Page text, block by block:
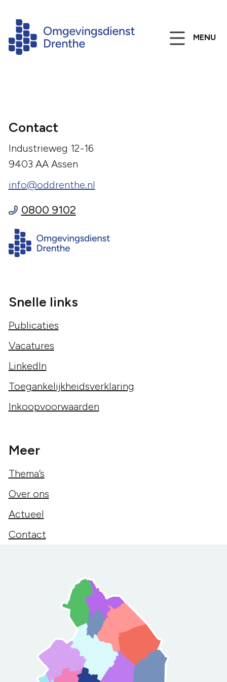
MENU
Contact
Industrieweg 12-16
9403 AA Assen
info@oddrenthe.nl
0800 9102
Snelle links
Publicaties
Vacatures
LinkedIn
Toegankelijkheidsverklaring
Inkoopvoorwaarden
Meer
Thema’s
Over ons
Actueel
Contact